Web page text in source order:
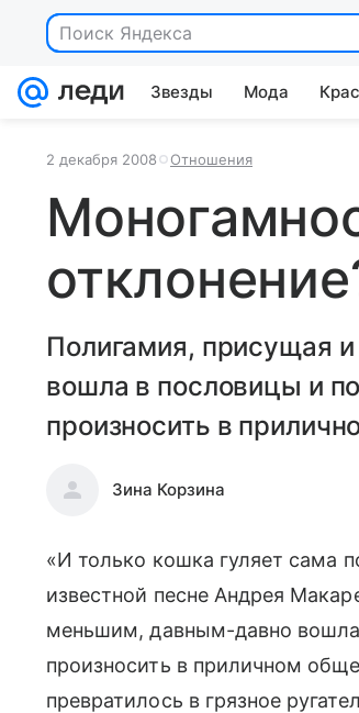
Звезды Мода
2 декабря 2008 Отношения
Полигамия, присущая
вошла в пословицы и
произносить в
Зина Корзина
«И только кошка гуляет сама
известной песне Андрея
меньшим, давным-давно
произносить в приличном
превратилось в грязное